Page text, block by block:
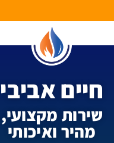
חיים אביבי
שירות מקצועי,
מהיר ואיכותי